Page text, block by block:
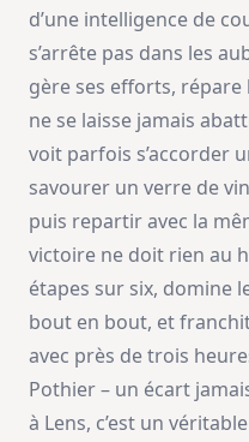
d’une intelligence de
s’arrête pas dans les
gère ses efforts, répare
ne se laisse jamais
voit parfois s’accorder
savourer un verre de
puis repartir avec la
victoire ne doit rien au
étapes sur six, domine
bout en bout, et
avec près de trois
Pothier – un écart
à Lens, c’est un